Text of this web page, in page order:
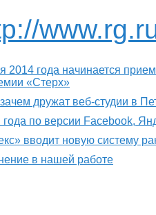
2014 года начинается
«Стерх»
дружат веб-студии в
года по версии Facebook,
вводит новую систему
в нашей работе